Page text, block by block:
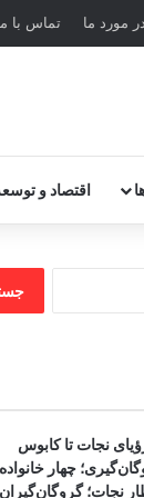
در مورد ما تماس با
اقتصاد و
برای:
نجات تا کابوس
چهار